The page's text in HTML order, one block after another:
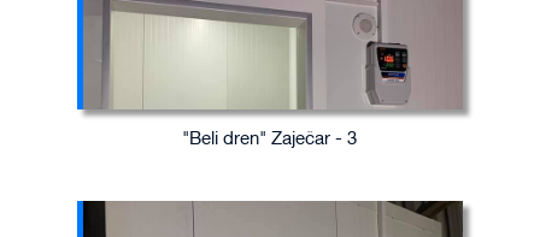
"Beli dren" Zaječar - 3